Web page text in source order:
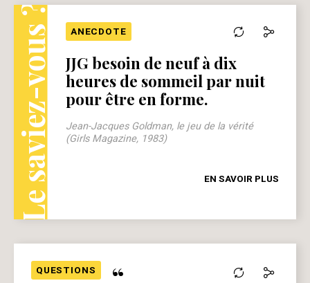
Le saviez-vous ? ANECDOTE
JJG besoin de neuf à dix
heures de sommeil par nuit
pour être en forme.
Jean-Jacques Goldman, le jeu de la vérité
(Girls Magazine, 1983)
EN SAVOIR PLUS
QUESTIONS